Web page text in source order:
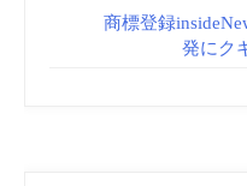
商標登録
発にク